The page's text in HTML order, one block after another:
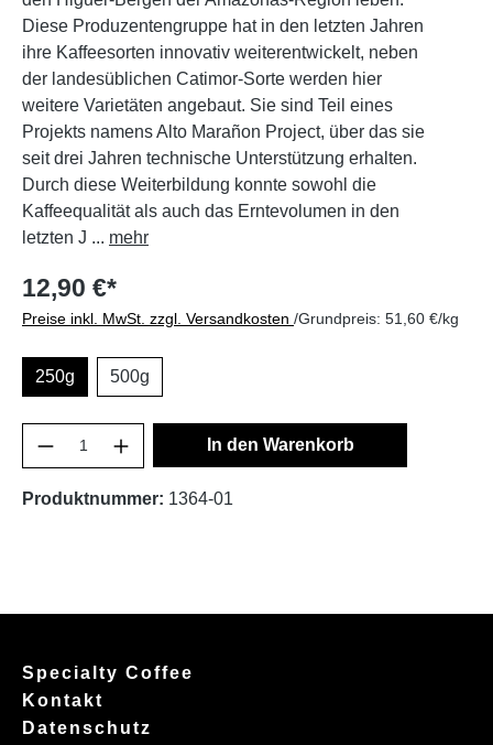
Diese Produzentengruppe hat in den letzten Jahren
ihre Kaffeesorten innovativ weiterentwickelt, neben
der landesüblichen Catimor-Sorte werden hier
weitere Varietäten angebaut. Sie sind Teil eines
Projekts namens Alto Marañon Project, über das sie
seit drei Jahren technische Unterstützung erhalten.
Durch diese Weiterbildung konnte sowohl die
Kaffeequalität als auch das Erntevolumen in den
letzten J ... mehr
12,90 €*
Preise inkl. MwSt. zzgl. Versandkosten /Grundpreis: 51,60 €/kg
250g 500g
In den Warenkorb
Produktnummer: 1364-01
Specialty Coffee
Kontakt
Datenschutz